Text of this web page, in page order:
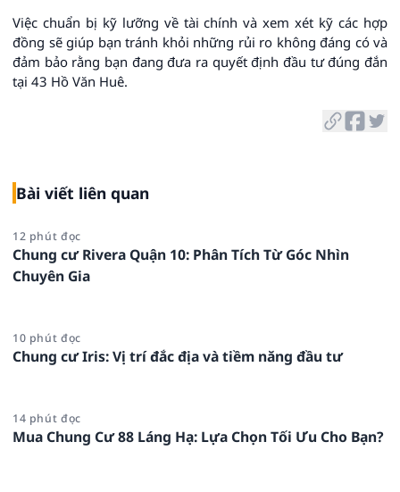
Việc chuẩn bị kỹ lưỡng về tài chính và xem xét kỹ các hợp
đồng sẽ giúp bạn tránh khỏi những rủi ro không đáng có và
đảm bảo rằng bạn đang đưa ra quyết định đầu tư đúng đắn
tại 43 Hồ Văn Huê.
Bài viết liên quan
12 phút đọc
Chung cư Rivera Quận 10: Phân Tích Từ Góc Nhìn
Chuyên Gia
10 phút đọc
Chung cư Iris: Vị trí đắc địa và tiềm năng đầu tư
14 phút đọc
Mua Chung Cư 88 Láng Hạ: Lựa Chọn Tối Ưu Cho Bạn?